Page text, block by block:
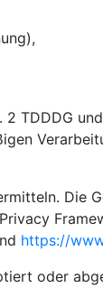
TDDDG
Die
https://
oder